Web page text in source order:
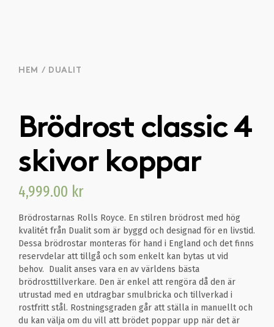
HEM / DUALIT
Brödrost classic 4
skivor koppar
4,999.00 kr
Brödrostarnas Rolls Royce. En stilren brödrost med hög
kvalitét från Dualit som är byggd och designad för en livstid.
Dessa brödrostar monteras för hand i England och det finns
reservdelar att tillgå och som enkelt kan bytas ut vid
behov. Dualit anses vara en av världens bästa
brödrosttillverkare. Den är enkel att rengöra då den är
utrustad med en utdragbar smulbricka och tillverkad i
rostfritt stål. Rostningsgraden går att ställa in manuellt och
du kan välja om du vill att brödet poppar upp när det är